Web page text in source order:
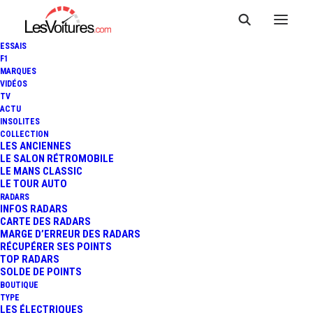
ESSAIS
F1
MARQUES
VIDÉOS
TV
ACTU
INSOLITES
COLLECTION
LES ANCIENNES
LE SALON RÉTROMOBILE
LE MANS CLASSIC
LE TOUR AUTO
RADARS
INFOS RADARS
CARTE DES RADARS
MARGE D’ERREUR DES RADARS
RÉCUPÉRER SES POINTS
TOP RADARS
SOLDE DE POINTS
BOUTIQUE
TYPE
LES ÉLECTRIQUES
18 février 2019
FORD FOCUS ST : UNE